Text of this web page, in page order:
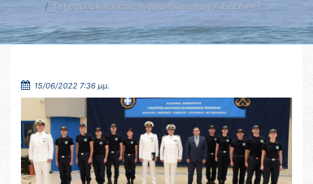
Τελετή Ορκωμοσίας Ανθυποπλοιάρχων Λ.Σ.-ΕΛ.ΑΚΤ. …
15/06/2022 7:36 μμ.